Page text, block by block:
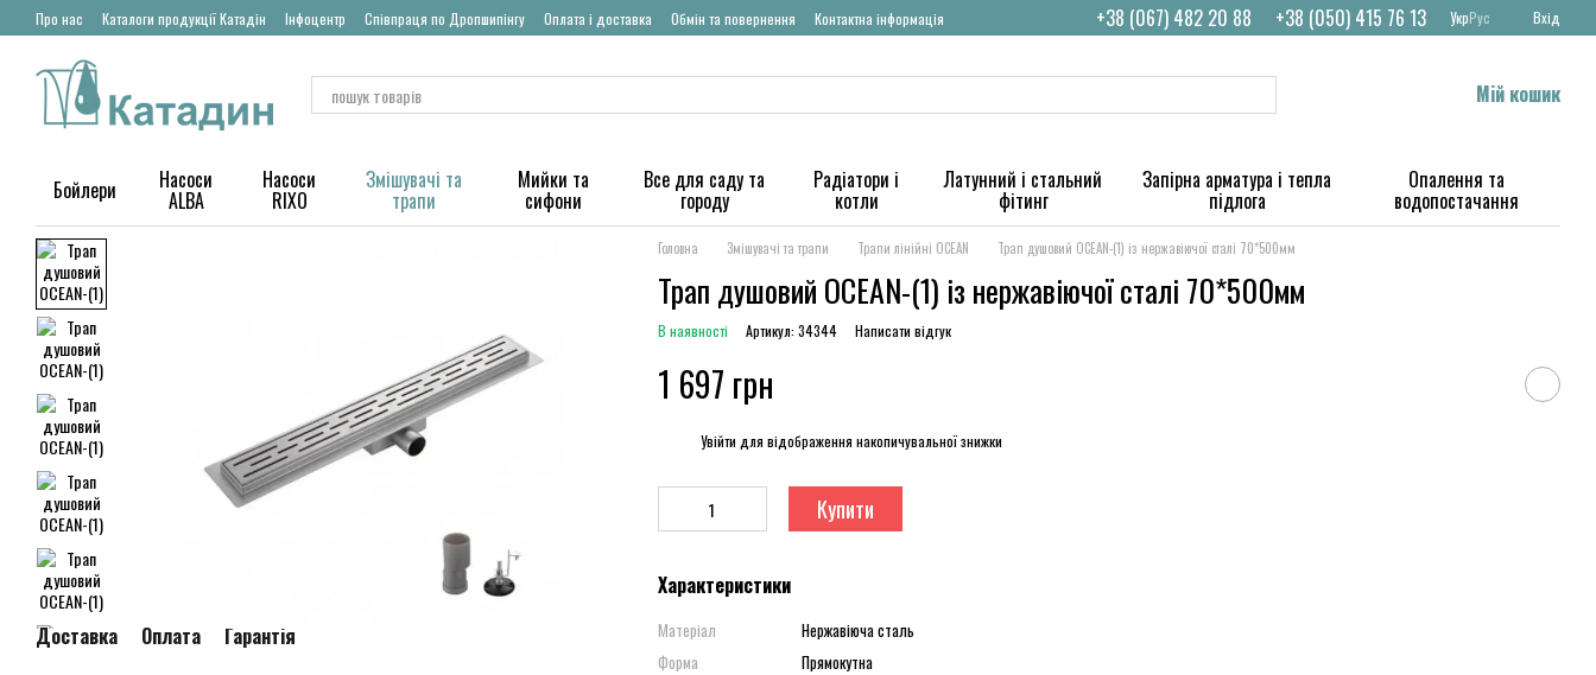
Перейти до основного контенту
Про нас Каталоги продукції Катадін Інфоцентр Співпраця по Дропшипінгу Оплата і доставка Обмін та повернення Контактна інформація +38 (067) 482 20 88 +38 (050) 415 76 13 УкрРус Вхід
Мій кошик
Бойлери Насоси
ALBA
Насоси
RIXO
Змішувачі та
трапи
Мийки та
сифони
Все для саду та
городу
Радіатори і
котли
Латунний і стальний
фітинг
Запірна арматура і тепла
підлога
Опалення та
водопостачання
Доставка Оплата Гарантія
Головна Змішувачі та трапи Трапи лінійні OCEAN Трап душовий OCEAN-(1) із нержавіючої сталі 70*500мм
Трап душовий OCEAN-(1) із нержавіючої сталі 70*500мм
В наявності Артикул: 34344 Написати відгук
1 697 грн
Увійти для відображення накопичувальної знижки
Купити
Характеристики
Матеріал
Нержавіюча сталь
Форма
Прямокутна